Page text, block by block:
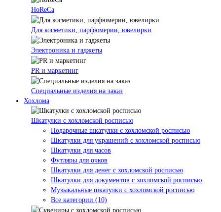
HoReCa
Для косметики, парфюмерии, ювелирки
Электроника и гаджеты
PR и маркетинг
Специальные изделия на заказ
Хохлома
Шкатулки с хохломской росписью
Подарочные шкатулки с хохломской росписью
Шкатулки для украшений с хохломской росписью
Шкатулки для часов
Футляры для очков
Шкатулки для денег с хохломской росписью
Шкатулки для документов с хохломской росписью
Музыкальные шкатулки с хохломской росписью
Все категории (10)